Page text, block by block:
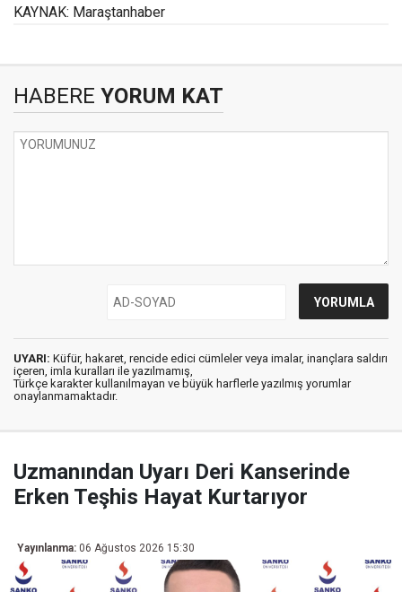
KAYNAK: Maraştanhaber
HABERE YORUM KAT
UYARI: Küfür, hakaret, rencide edici cümleler veya imalar, inançlara saldırı
içeren, imla kuralları ile yazılmamış,
Türkçe karakter kullanılmayan ve büyük harflerle yazılmış yorumlar
onaylanmamaktadır.
Uzmanından Uyarı Deri Kanserinde
Erken Teşhis Hayat Kurtarıyor
Yayınlanma: 06 Ağustos 2026 15:30